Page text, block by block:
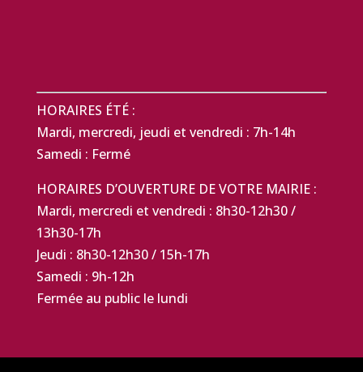
HORAIRES ÉTÉ :
Mardi, mercredi, jeudi et vendredi : 7h-14h
Samedi : Fermé
HORAIRES D’OUVERTURE DE VOTRE MAIRIE :
Mardi, mercredi et vendredi : 8h30-12h30 /
13h30-17h
Jeudi : 8h30-12h30 / 15h-17h
Samedi : 9h-12h
Fermée au public le lundi